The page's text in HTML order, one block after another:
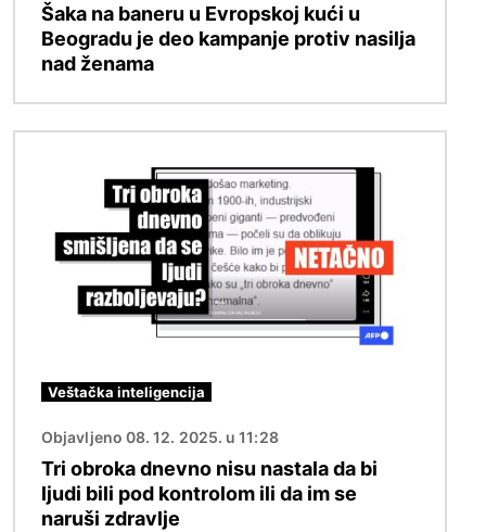
Šaka na baneru u Evropskoj kući u
Beogradu je deo kampanje protiv nasilja
nad ženama
Veštačka inteligencija
Objavljeno 08. 12. 2025. u 11:28
Tri obroka dnevno nisu nastala da bi
ljudi bili pod kontrolom ili da im se
naruši zdravlje